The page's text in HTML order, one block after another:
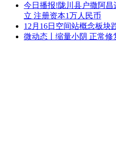
今日播报!陇川县户撒阿
立 注册资本1万人民币
12月16日空间站概念板块
微动态丨缩量小阴 正常修